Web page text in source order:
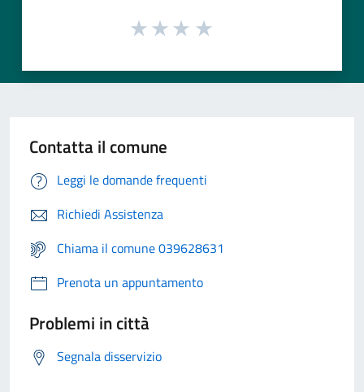
Contatta il comune
Leggi le domande frequenti
Richiedi Assistenza
Chiama il comune 039628631
Prenota un appuntamento
Problemi in città
Segnala disservizio